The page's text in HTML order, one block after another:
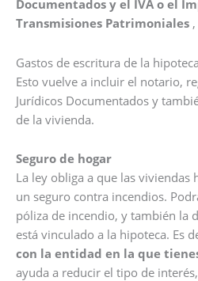
Documentados y el IVA o el
Transmisiones Patrimoniales
Gastos de escritura de la hipoteca
Esto vuelve a incluir el notario,
Jurídicos Documentados y
de la vivienda.
Seguro de hogar
La ley obliga a que las viviendas
un seguro contra incendios.
póliza de incendio, y también la
está vinculado a la hipoteca. Es
con la entidad en la que
ayuda a reducir el tipo de